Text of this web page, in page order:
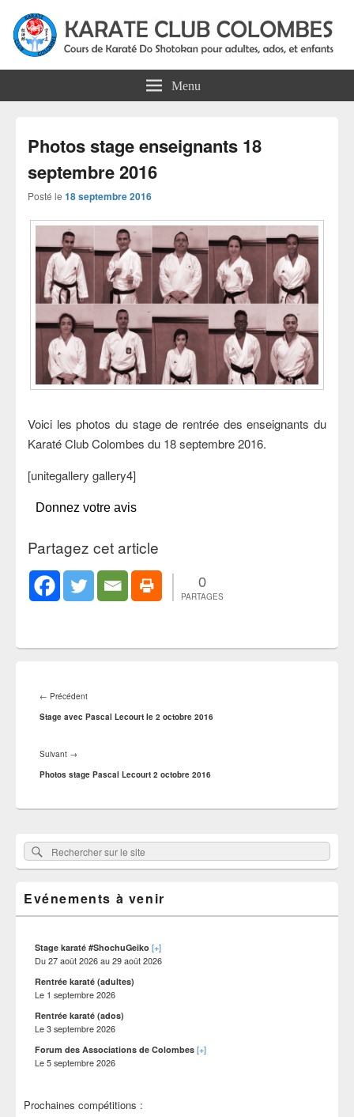
Karate Club Colombes
Menu
Photos stage enseignants 18
septembre 2016
Posté le 18 septembre 2016
Voici les photos du stage de rentrée des enseignants du
Karaté Club Colombes du 18 septembre 2016.
[unitegallery gallery4]
Donnez votre avis
Partagez cet article
0
PARTAGES
de
l’article
← PrécédentArticle
précédent :
Stage avec Pascal Lecourt le 2 octobre 2016
Suivant →
suivant :
Photos stage Pascal Lecourt 2 octobre 2016
Zone
principale
de
pour
Rechercher :
Rechercher
sur
site
Evénements à venir
Stage karaté #ShochuGeiko [+]
Du27 août 2026au29 août 2026
Rentrée karaté (adultes)
Le 1 septembre 2026
Rentrée karaté (ados)
Le3 septembre 2026
Forum des Associations de Colombes [+]
Le5 septembre 2026
Prochaines compétitions :